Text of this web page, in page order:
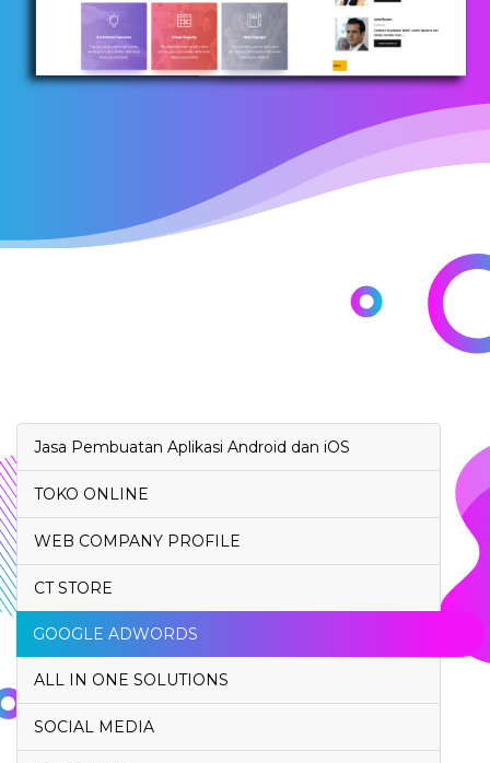
Jasa Pembuatan Aplikasi Android dan iOS
TOKO ONLINE
WEB COMPANY PROFILE
CT STORE
GOOGLE ADWORDS
ALL IN ONE SOLUTIONS
SOCIAL MEDIA